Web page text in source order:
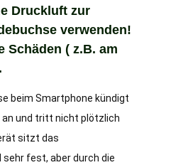
Druckluft zur
verwenden!
Schäden ( z.B. am
beim Smartphone kündigt
und tritt nicht plötzlich
sitzt das
sehr fest, aber durch die